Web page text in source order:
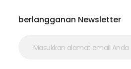
berlangganan Newsletter